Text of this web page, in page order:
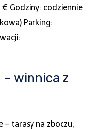
€ Godziny: codziennie
Parking:
– winnica z
– tarasy na zboczu,